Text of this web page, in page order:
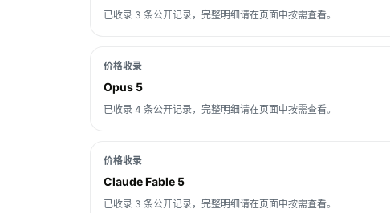
已收录 3 条公开记录，完整明细请在页面中按需查看。
价格收录
Opus 5
已收录 4 条公开记录，完整明细请在页面中按需查看。
价格收录
Claude Fable 5
已收录 3 条公开记录，完整明细请在页面中按需查看。